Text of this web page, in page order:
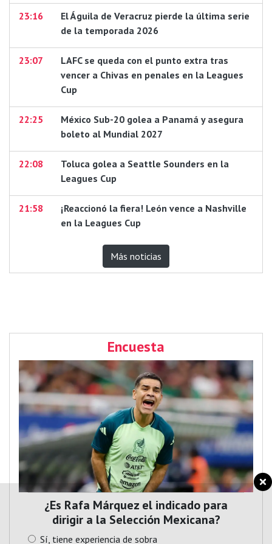
23:16
El Águila de Veracruz pierde la última serie
de la temporada 2026
23:07
LAFC se queda con el punto extra tras
vencer a Chivas en penales en la Leagues
Cup
22:25
México Sub-20 golea a Panamá y asegura
boleto al Mundial 2027
22:08
Toluca golea a Seattle Sounders en la
Leagues Cup
21:58
¡Reaccionó la fiera! León vence a Nashville
en la Leagues Cup
Más noticias
Encuesta
¿Es Rafa Márquez el indicado para
dirigir a la Selección Mexicana?
Sí, tiene experiencia de sobra